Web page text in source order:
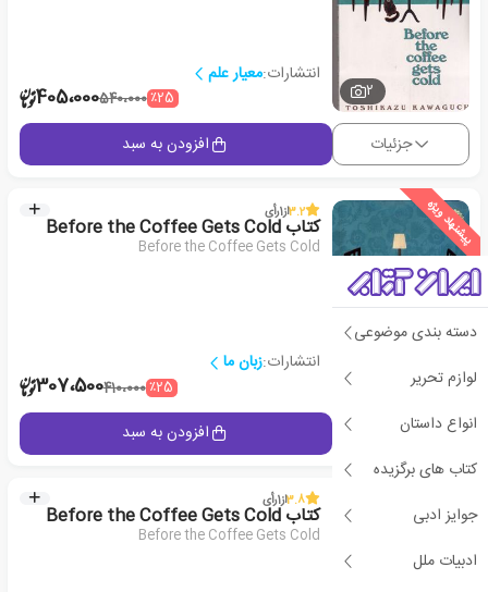
دسته بندی موضوعی
لوازم تحریر
انواع داستان
کتاب های برگزیده
جوایز ادبی
ادبیات ملل
2
انتشارات:معیار علم
٪25540،000405،000
جزئیات افزودن به سبد
پیشنهاد ویژه 3.2از1رأی
کتاب Before the Coffee Gets Cold
Before the Coffee Gets Cold
انتشارات:زبان ما
٪25410،000307،500
جزئیات افزودن به سبد
3.8از1رأی
کتاب Before the Coffee Gets Cold
Before the Coffee Gets Cold